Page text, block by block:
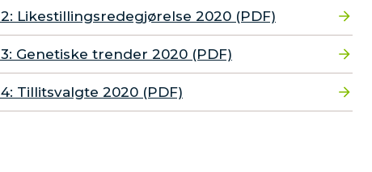
Likestillingsredegjørelse 2020 (PDF)
Genetiske trender 2020 (PDF)
Tillitsvalgte 2020 (PDF)